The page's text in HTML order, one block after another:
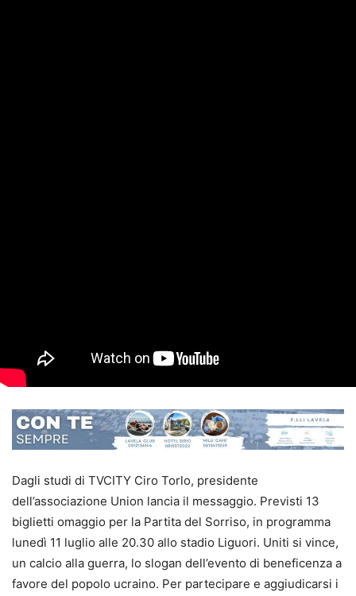
Dagli studi di TVCITY Ciro Torlo, presidente
dell’associazione Union lancia il messaggio. Previsti 13
biglietti omaggio per la Partita del Sorriso, in programma
lunedì 11 luglio alle 20.30 allo stadio Liguori. Uniti si vince,
un calcio alla guerra, lo slogan dell’evento di beneficenza a
favore del popolo ucraino. Per partecipare e aggiudicarsi i